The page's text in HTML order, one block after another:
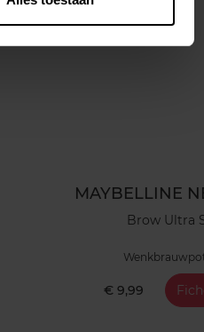
MAYBELLINE
Brow Ultra
€ 9,99